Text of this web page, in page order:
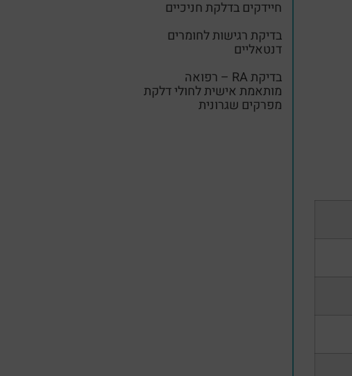
חיידקים בדלקת חניכיים
בדיקת רגישות לחומרים
דנטאליים
בדיקת RA – רפואה
מותאמת אישית לחולי דלקת
מפרקים שגרונית